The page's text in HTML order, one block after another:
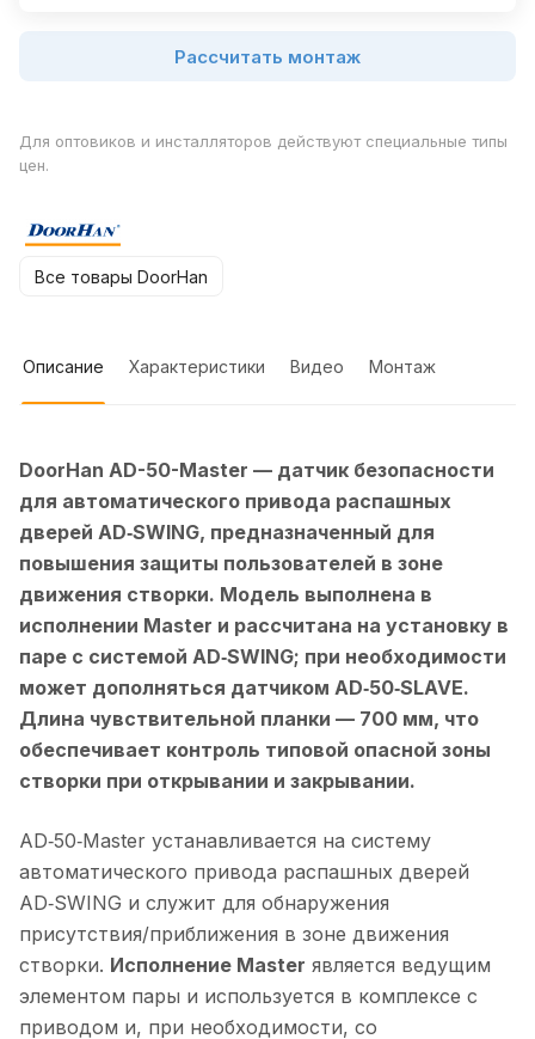
Рассчитать монтаж
Для оптовиков и инсталляторов действуют специальные типы
цен.
Все товары DoorHan
Описание Характеристики Видео Монтаж
DoorHan AD-50-Master — датчик безопасности
для автоматического привода распашных
дверей AD‑SWING, предназначенный для
повышения защиты пользователей в зоне
движения створки. Модель выполнена в
исполнении Master и рассчитана на установку в
паре с системой AD‑SWING; при необходимости
может дополняться датчиком AD‑50‑SLAVE.
Длина чувствительной планки — 700 мм, что
обеспечивает контроль типовой опасной зоны
створки при открывании и закрывании.
AD‑50‑Master устанавливается на систему
автоматического привода распашных дверей
AD‑SWING и служит для обнаружения
присутствия/приближения в зоне движения
створки. Исполнение Master является ведущим
элементом пары и используется в комплексе с
приводом и, при необходимости, со